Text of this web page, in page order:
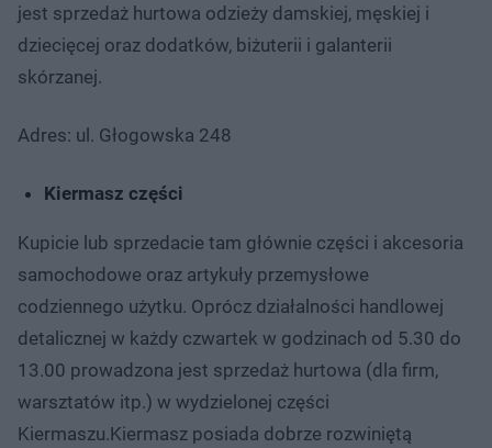
jest sprzedaż hurtowa odzieży damskiej, męskiej i
dziecięcej oraz dodatków, biżuterii i galanterii
skórzanej.
Adres: ul. Głogowska 248
Kiermasz części
Kupicie lub sprzedacie tam głównie części i akcesoria
samochodowe oraz artykuły przemysłowe
codziennego użytku. Oprócz działalności handlowej
detalicznej w każdy czwartek w godzinach od 5.30 do
13.00 prowadzona jest sprzedaż hurtowa (dla firm,
warsztatów itp.) w wydzielonej części
Kiermaszu.Kiermasz posiada dobrze rozwiniętą